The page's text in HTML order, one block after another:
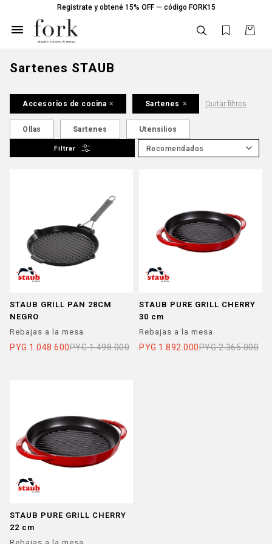
Registrate y obtené 15% OFF — código FORK15

Sartenes STAUB
Accesorios de cocina Sartenes Quitar filtros
Ollas Sartenes Utensilios
Recomendados
STAUB GRILL PAN 28CM
NEGRO
Rebajas a la mesa
PYG 1.048.600PYG 1.498.000
STAUB PURE GRILL CHERRY
30 cm
Rebajas a la mesa
PYG 1.892.000PYG 2.365.000
STAUB PURE GRILL CHERRY
22 cm